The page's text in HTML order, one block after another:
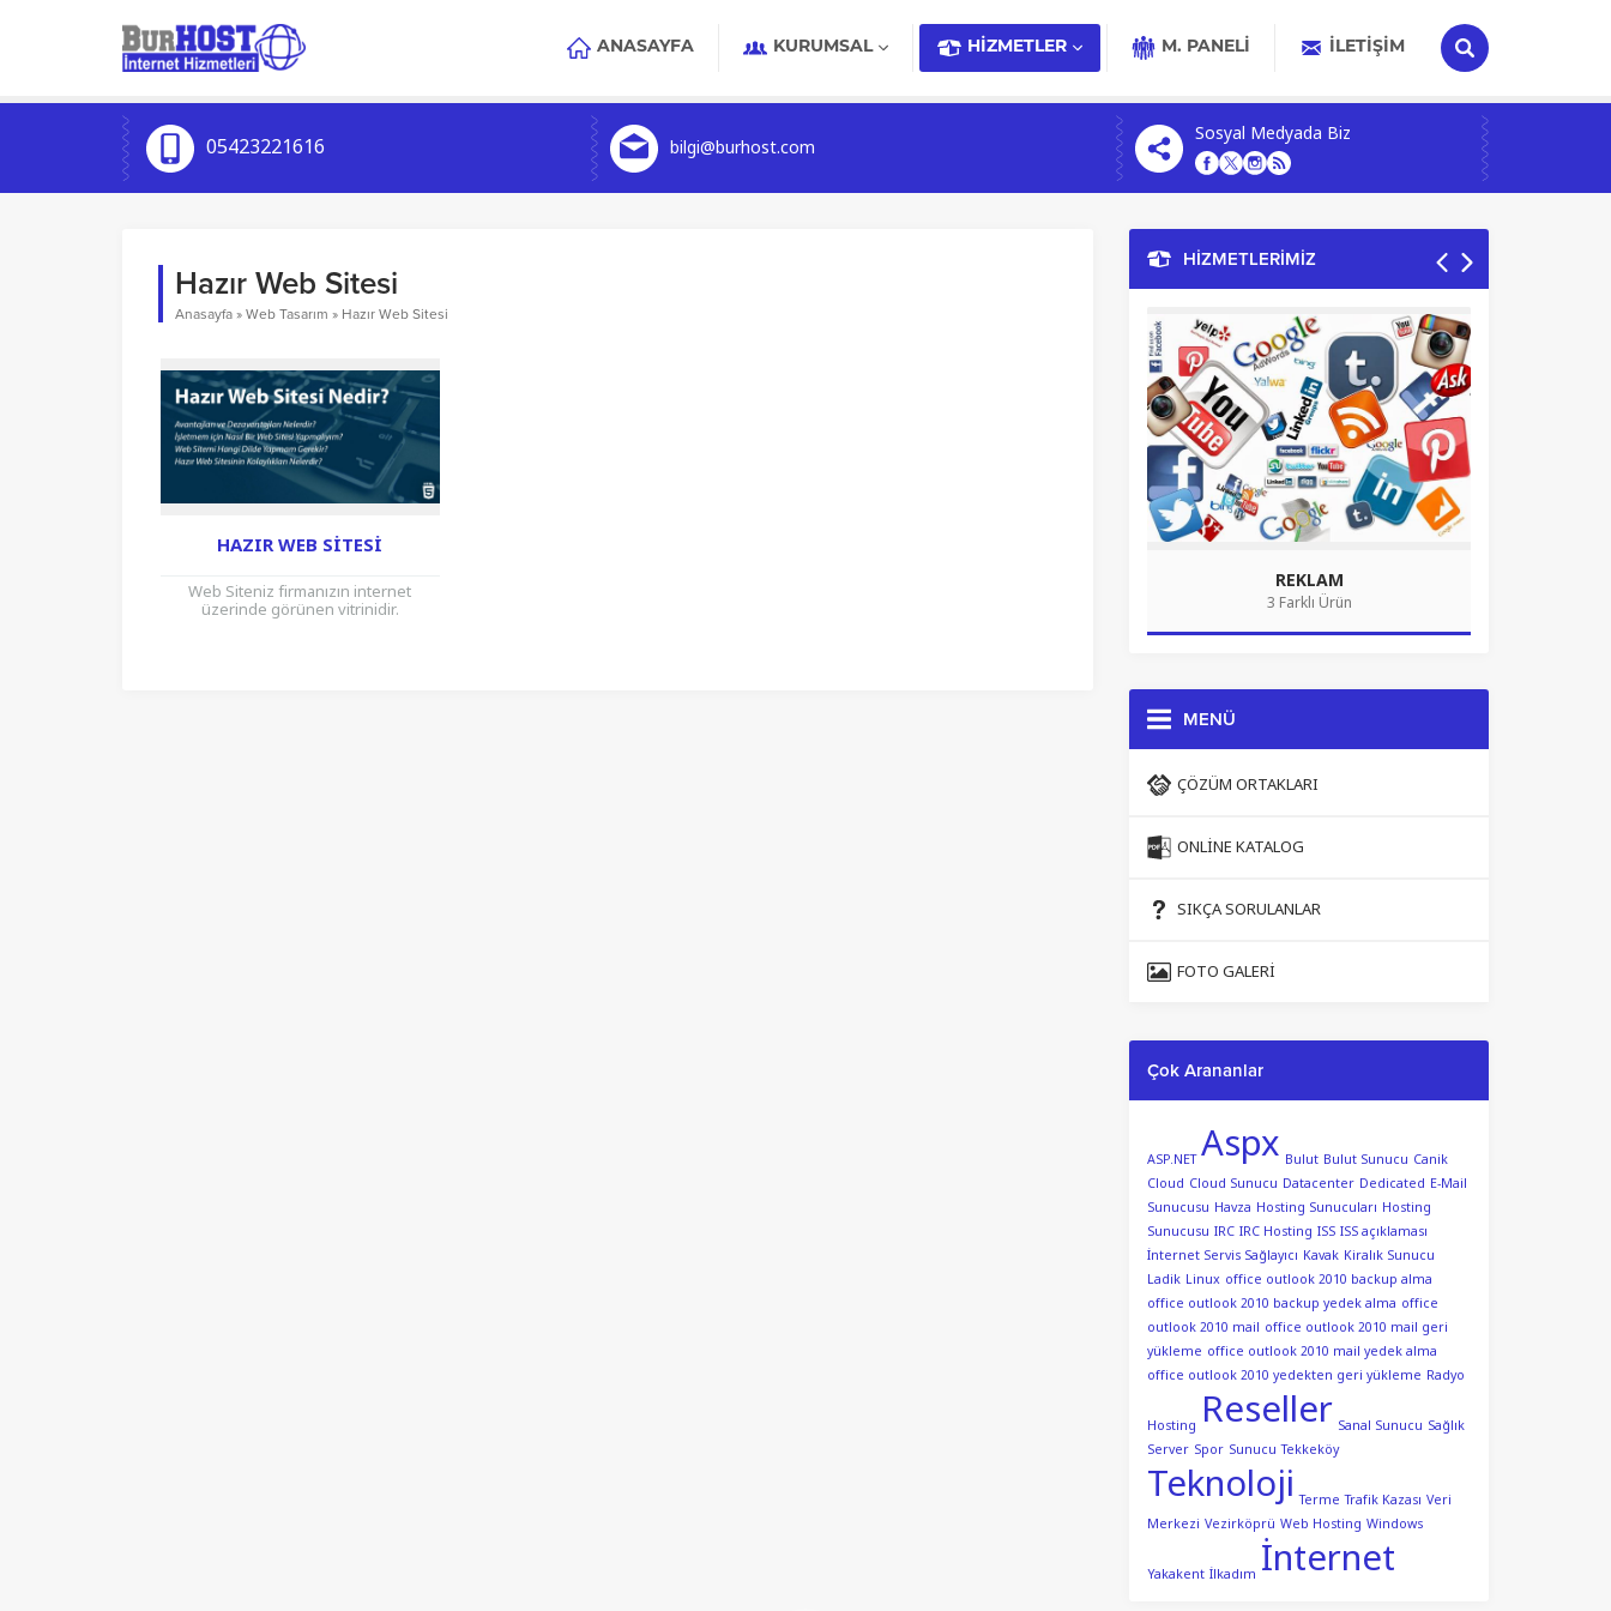
ANASAYFA KURUMSAL HIZMETLER M. PANELİ İLETIŞIM
05423221616 bilgi@burhost.com
Sosyal Medyada Biz
Hazır Web Sitesi
Anasayfa » Web Tasarım » Hazır Web Sitesi
HAZIR WEB SITESI
Web Siteniz firmanızın internet
üzerinde görünen vitrinidir.
HİZMETLERİMİZ
REKLAM
3 Farklı Ürün
MENÜ
ÇÖZÜM ORTAKLARI
ONLINE KATALOG
SIKÇA SORULANLAR
FOTO GALERI
Çok Arananlar
ASP.NET Aspx Bulut Bulut Sunucu Canik
Cloud Cloud Sunucu Datacenter Dedicated E-Mail
Sunucusu Havza Hosting Sunucuları Hosting
Sunucusu IRC IRC Hosting ISS ISS açıklaması
İnternet Servis Sağlayıcı Kavak Kiralık Sunucu
Ladik Linux office outlook 2010 backup alma
office outlook 2010 backup yedek alma office
outlook 2010 mail office outlook 2010 mail geri
yükleme office outlook 2010 mail yedek alma
office outlook 2010 yedekten geri yükleme Radyo
Hosting Reseller Sanal Sunucu Sağlık
Server Spor Sunucu Tekkeköy
Teknoloji Terme Trafik Kazası Veri
Merkezi Vezirköprü Web Hosting Windows
Yakakent İlkadım İnternet